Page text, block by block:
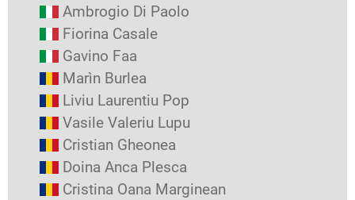
Ambrogio Di Paolo
Fiorina Casale
Gavino Faa
Marìn Burlea
Liviu Laurentiu Pop
Vasile Valeriu Lupu
Cristian Gheonea
Doina Anca Plesca
Cristina Oana Marginean